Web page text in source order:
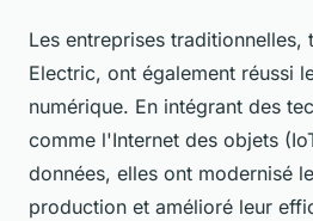
Les entreprises traditionnelles,
Electric, ont également réussi
numérique. En intégrant des
comme l'Internet des objets
données, elles ont modernisé
production et amélioré leur